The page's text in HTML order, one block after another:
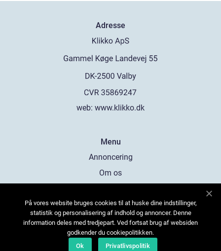
Adresse
web: www.klikko.dk
Menu
Annoncering
Om os
Kontakt os
Sitemap
På vores website bruges cookies til at huske dine indstillinger,
statistik og personalisering af indhold og annoncer. Denne
information deles med tredjepart. Ved fortsat brug af websiden
godkender du cookiepolitikken.
Ok
Privatlivspolitik